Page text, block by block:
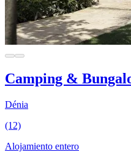
Camping &
Dénia
(12)
Alojamiento entero